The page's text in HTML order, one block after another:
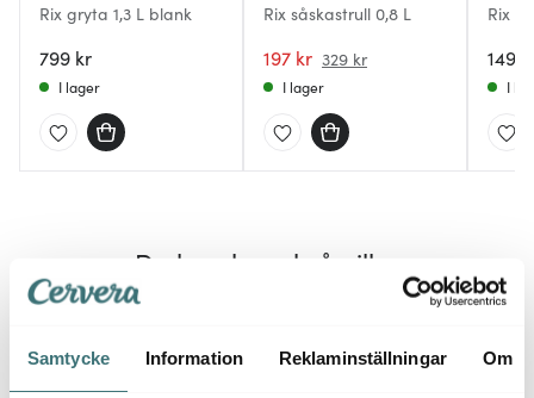
Samtycke Information Reklaminställningar Om
Rix gryta 1,3 L blank
799 kr
I lager
Rix såskastrull 0,8 L
197 kr 329 kr
I lager
Rix
1499
I
Du kanske också gillar